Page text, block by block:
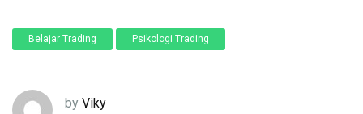
Belajar Trading Psikologi Trading
by Viky